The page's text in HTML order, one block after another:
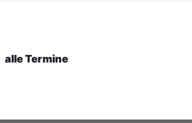
alle Termine